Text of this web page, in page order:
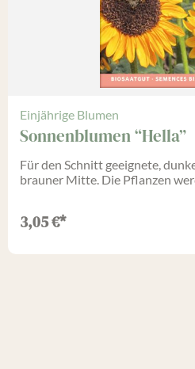
Einjährige Blumen
Sonnenblumen “Hella”
Für den Schnitt geeignete,
brauner Mitte. Die Pflanzen
3,05€*